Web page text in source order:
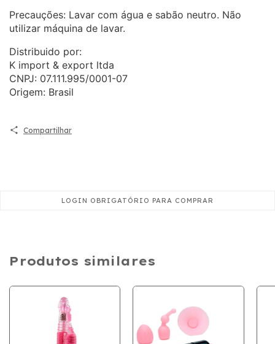
Precauções: Lavar com água e sabão neutro. Não
utilizar máquina de lavar.
Distribuido por:
K import & export ltda
CNPJ: 07.111.995/0001-07
Origem: Brasil
Compartilhar
Produtos similares